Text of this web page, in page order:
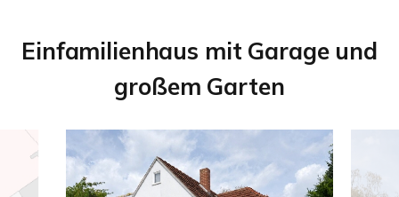
Einfamilienhaus mit Garage und
großem Garten